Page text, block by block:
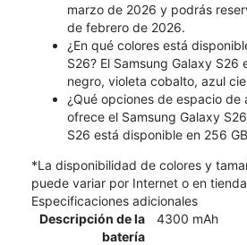
marzo de 2026 y podrás
de febrero de 2026.
¿En qué colores está
S26? El Samsung Galaxy S26
negro, violeta cobalto, azul
¿Qué opciones de espacio de
ofrece el Samsung Galaxy
S26 está disponible en 256
*La disponibilidad de colores y
puede variar por Internet o en
Especificaciones adicionales
Descripción de la
batería
4300 mAh